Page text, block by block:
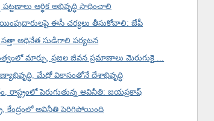
పట్టణాలు ఆర్థిక అభివృద్ధి సాధించాలి
ఈసీ చర్యలు తీసుకోవాలి: జేపీ
అధినేత సుడిగాలి పర్యటన
మార్పు, ప్రజల జీవన ప్రమాణాలు మెరుగుకై ...
మేధో వికాసంతోనే దేశాభివృద్ధి
రాష్ట్రంలో పెరుగుతున్న అవినీతి: జయప్రకాష్
కేంద్రంలో అవినీతి పెరిగిపోయింది